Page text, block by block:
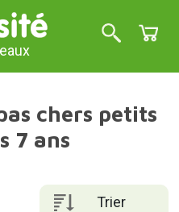
chers petits
7 ans
Trier